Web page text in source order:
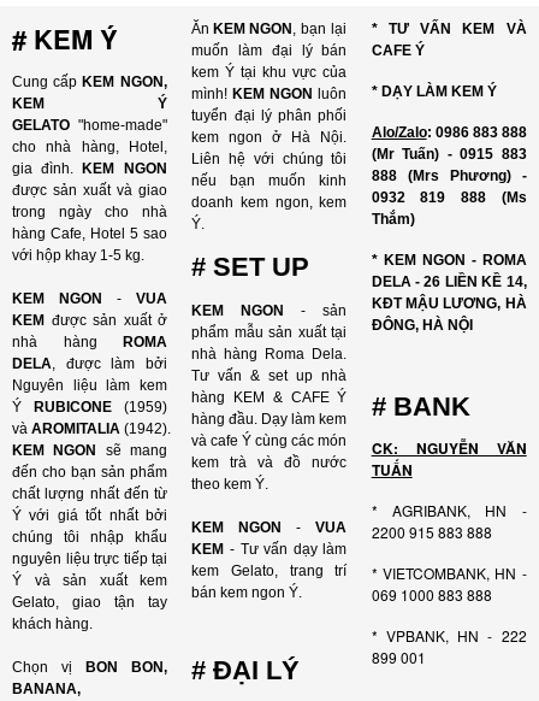
# KEM Ý
Cung cấp KEM NGON,
KEM Ý
GELATO "home-made"
cho nhà hàng, Hotel,
gia đình.
KEM NGON
được sản xuất và giao
trong ngày cho nhà
hàng Cafe, Hotel 5 sao
với hộp khay 1-5 kg.
KEM NGON - VUA
KEM được sản xuất ở
nhà hàng
ROMA
DELA, được làm bởi
Nguyên liệu làm kem
Ý
RUBICONE (1959)
và AROMITALIA (1942).
KEM NGON
sẽ mang
đến cho bạn sản phẩm
chất lượng nhất đến từ
Ý với giá tốt nhất bởi
chúng tôi nhập khẩu
nguyên liệu trực tiếp tại
Ý và sản xuất kem
Gelato, giao tận tay
khách hàng.
Chọn vị
BON BON,
BANANA,
Ăn KEM NGON , bạn lại
muốn làm đại lý bán
kem Ý tại khu vực của
mình! KEM NGON
luôn
tuyển đại lý phân phối
kem ngon ở Hà Nội.
Liên hệ với chúng tôi
nếu bạn muốn kinh
doanh kem ngon, kem
Ý.
# SET UP
KEM NGON
- sản
phẩm mẫu sản xuất tại
nhà hàng Roma Dela.
Tư vấn & set up nhà
hàng KEM & CAFE Ý
hàng đầu. Dạy làm kem
và cafe Ý cùng các món
kem trà và đồ nước
theo kem Ý.
KEM NGON-VUA
KEM - Tư vấn dạy làm
kem Gelato, trang trí
bán kem ngon Ý.
# ĐẠI LÝ
* TƯ VẤN KEM VÀ
CAFE Ý
* DẠY LÀM KEM Ý
Alo/Zalo: 0986 883 888
(Mr Tuấn) - 0915 883
888 (Mrs Phương) -
0932 819 888 (Ms
Thắm)
* KEM NGON - ROMA
DELA - 26 LIỀN KỀ 14,
KĐT MẬU LƯƠNG, HÀ
ĐÔNG, HÀ NỘI
# BANK
CK: NGUYỄN VĂN
TUẤN
* AGRIBANK, HN -
2200 915 883 888
* VIETCOMBANK, HN -
069 1000 883 888
* VPBANK, HN - 222
899 001